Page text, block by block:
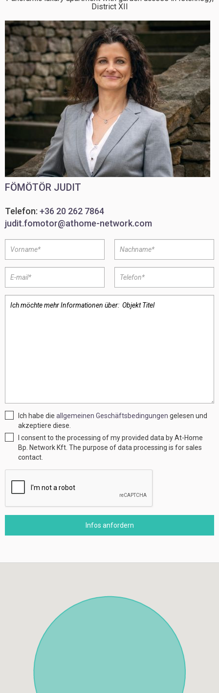
District XII
FÖMÖTÖR JUDIT
Telefon: +36 20 262 7864
judit.fomotor@athome-network.com
Ich habe dieallgemeinen Geschäftsbedingungen gelesen und
akzeptiere diese.
I consent to the processing of my provided data by At-Home
Bp. Network Kft. The purpose of data processing is for sales
contact.
Infos anfordern